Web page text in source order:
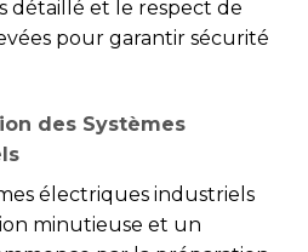
détaillé et le respect de
pour garantir sécurité
des Systèmes
électriques industriels
minutieuse et un